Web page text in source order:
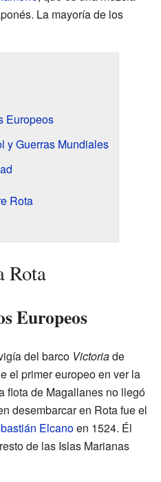
La mayoría de los
Europeos
y Guerras Mundiales
Rota
Rota
Europeos
del barco Victoriade
el primer europeo en ver la
flota de Magallanes no llegó
desembarcar en Rota fue el
Elcanoen 1524. Él
de las Islas Marianas